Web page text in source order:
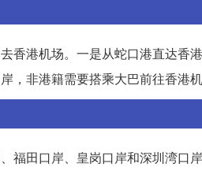
香港机场。一是从蛇口港直达香
，非港籍需要搭乘大巴前往香港机
福田口岸、皇岗口岸和深圳湾口